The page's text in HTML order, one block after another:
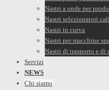
Nastri a onde per
Nastri selezionatori
Nastri in curva
Nastri per macchine
Nastri di trasporto e di
Servizi
NEWS
Chi siamo